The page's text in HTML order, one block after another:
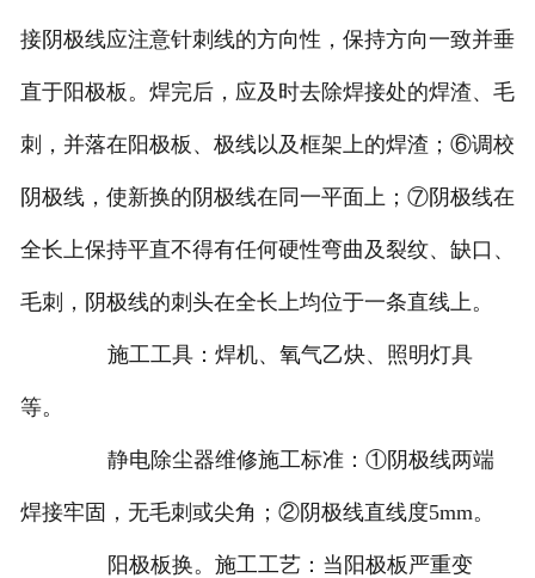
接阴极线应注意针刺线的方向性，保持方向一致并垂
直于阳极板。焊完后，应及时去除焊接处的焊渣、毛
刺，并落在阳极板、极线以及框架上的焊渣；⑥调校
阴极线，使新换的阴极线在同一平面上；⑦阴极线在
全长上保持平直不得有任何硬性弯曲及裂纹、缺口、
毛刺，阴极线的刺头在全长上均位于一条直线上。
施工工具：焊机、氧气乙炔、照明灯具
等。
静电除尘器维修施工标准：①阴极线两端
焊接牢固，无毛刺或尖角；②阴极线直线度5mm。
阳极板换。施工工艺：当阳极板严重变